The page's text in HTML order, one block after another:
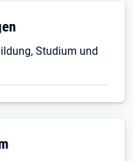
Studium und